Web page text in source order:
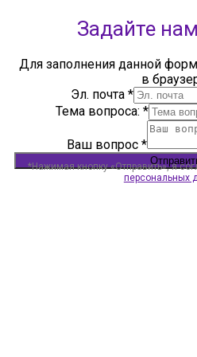
Задайте
Для заполнения данной
в
Эл. почта *
Тема вопроса: *
Ваш вопрос *
*Нажимая кнопку «Отправить», я
персональных